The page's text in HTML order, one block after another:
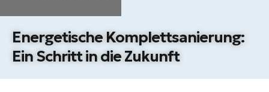
Energetische Komplettsanierung:
Ein Schritt in die Zukunft